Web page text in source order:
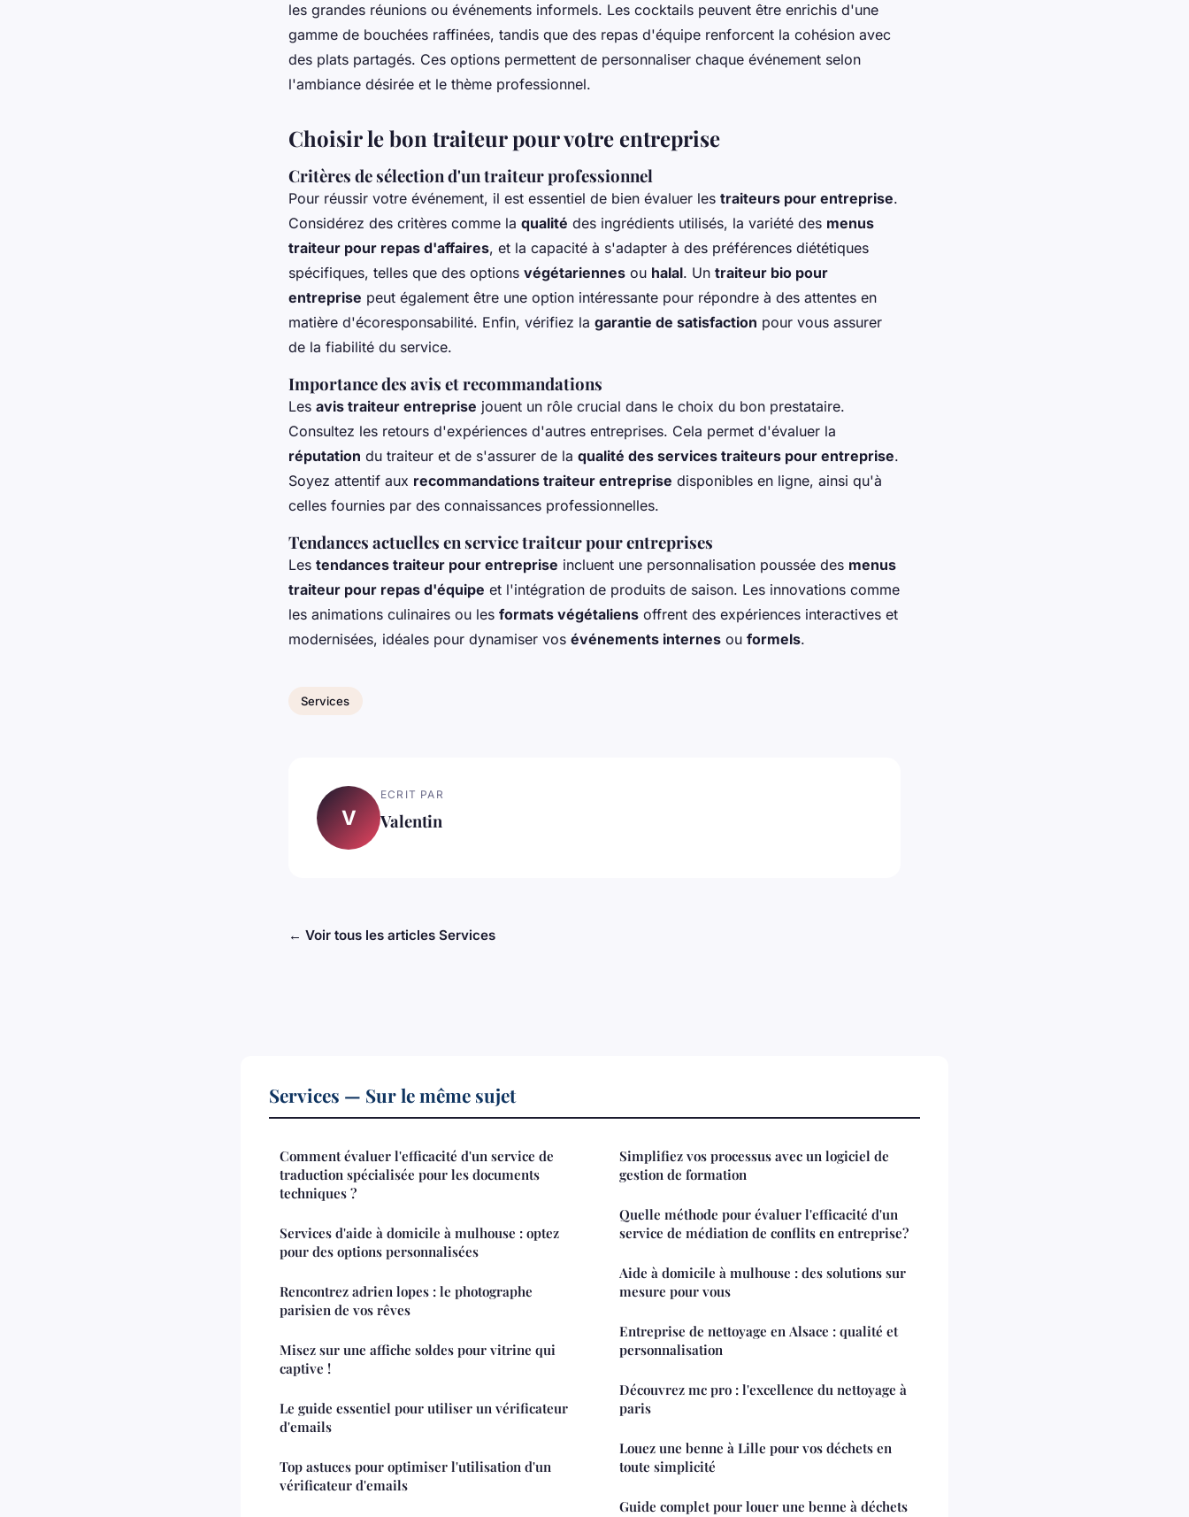
les grandes réunions ou événements informels. Les cocktails peuvent être enrichis d'une
gamme de bouchées raffinées, tandis que des repas d'équipe renforcent la cohésion avec
des plats partagés. Ces options permettent de personnaliser chaque événement selon
l'ambiance désirée et le thème professionnel.
Choisir le bon traiteur pour votre entreprise
Critères de sélection d'un traiteur professionnel
Pour réussir votre événement, il est essentiel de bien évaluer les traiteurs pour entreprise.
Considérez des critères comme la qualité des ingrédients utilisés, la variété des menus
traiteur pour repas d'affaires, et la capacité à s'adapter à des préférences diététiques
spécifiques, telles que des options végétariennes ou halal. Un traiteur bio pour
entreprise peut également être une option intéressante pour répondre à des attentes en
matière d'écoresponsabilité. Enfin, vérifiez la garantie de satisfaction pour vous assurer
de la fiabilité du service.
Importance des avis et recommandations
Les avis traiteur entreprise jouent un rôle crucial dans le choix du bon prestataire.
Consultez les retours d'expériences d'autres entreprises. Cela permet d'évaluer la
réputation du traiteur et de s'assurer de la qualité des services traiteurs pour entreprise.
Soyez attentif aux recommandations traiteur entreprise disponibles en ligne, ainsi qu'à
celles fournies par des connaissances professionnelles.
Tendances actuelles en service traiteur pour entreprises
Les tendances traiteur pour entreprise incluent une personnalisation poussée des menus
traiteur pour repas d'équipe et l'intégration de produits de saison. Les innovations comme
les animations culinaires ou les formats végétaliens offrent des expériences interactives et
modernisées, idéales pour dynamiser vos événements internes ou formels.
Services
V
ECRIT PAR
Valentin
← Voir tous les articles Services
Services — Sur le même sujet
Comment évaluer l'efficacité d'un service de
traduction spécialisée pour les documents
techniques ?
Services d'aide à domicile à mulhouse : optez
pour des options personnalisées
Rencontrez adrien lopes : le photographe
parisien de vos rêves
Misez sur une affiche soldes pour vitrine qui
captive !
Le guide essentiel pour utiliser un vérificateur
d'emails
Top astuces pour optimiser l'utilisation d'un
vérificateur d'emails
Simplifiez vos processus avec un logiciel de
gestion de formation
Quelle méthode pour évaluer l'efficacité d'un
service de médiation de conflits en entreprise?
Aide à domicile à mulhouse : des solutions sur
mesure pour vous
Entreprise de nettoyage en Alsace : qualité et
personnalisation
Découvrez mc pro : l'excellence du nettoyage à
paris
Louez une benne à Lille pour vos déchets en
toute simplicité
Guide complet pour louer une benne à déchets